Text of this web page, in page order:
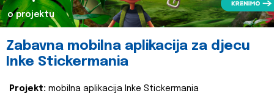
o projektu
Zabavna mobilna aplikacija za djecu
Inke Stickermania
Projekt: mobilna aplikacija Inke Stickermania